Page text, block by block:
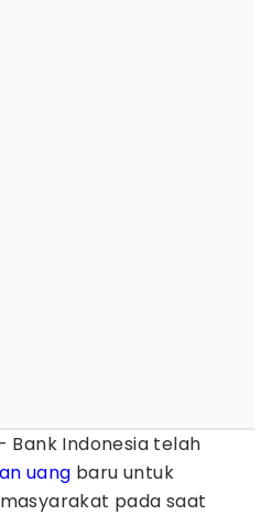
- Bank Indonesia telah
uang baru untuk
pada saat